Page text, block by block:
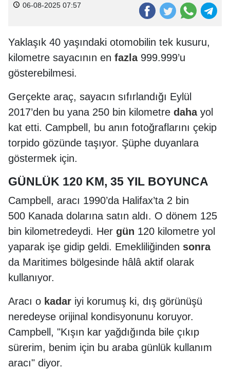
06-08-2025 07:57
Yaklaşık 40 yaşındaki otomobilin tek kusuru,
kilometre sayacının en fazla999.999’u
gösterebilmesi.
Gerçekte araç, sayacın sıfırlandığı Eylül
2017’den bu yana 250 bin kilometre dahayol
kat etti. Campbell, bu anın fotoğraflarını çekip
torpido gözünde taşıyor. Şüphe duyanlara
göstermek için.
GÜNLÜK 120 KM, 35 YIL BOYUNCA
Campbell, aracı 1990’da Halifax’ta 2 bin
500 Kanada dolarına satın aldı. O dönem 125
bin kilometredeydi. Her gün 120 kilometre yol
yaparak işe gidip geldi. Emekliliğinden sonra
da Maritimes bölgesinde hâlâ aktif olarak
kullanıyor.
Aracı o kadar iyi korumuş ki, dış görünüşü
neredeyse orijinal kondisyonunu koruyor.
Campbell, "Kışın kar yağdığında bile çıkıp
sürerim, benim için bu araba günlük kullanım
aracı" diyor.